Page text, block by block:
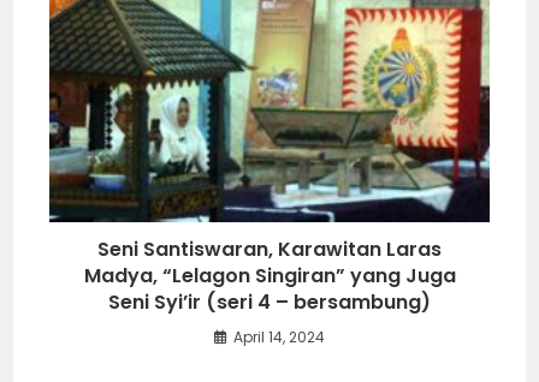
Seni Santiswaran, Karawitan Laras
Madya, “Lelagon Singiran” yang Juga
Seni Syi’ir (seri 4 – bersambung)
April 14, 2024